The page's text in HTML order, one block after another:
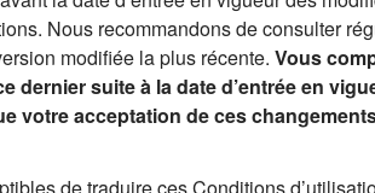
Nous recommandons de consulter
modifiée la plus récente. Vous
dernier suite à la date d’entrée en
votre acceptation de ces
de traduire ces Conditions